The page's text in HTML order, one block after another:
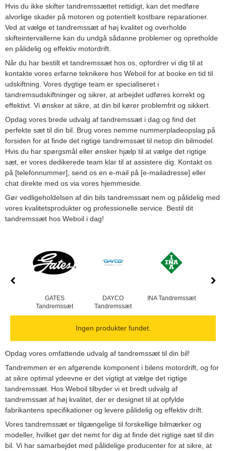
Hvis du ikke skifter tandremssættet rettidigt, kan det medføre
alvorlige skader på motoren og potentielt kostbare reparationer.
Ved at vælge et tandremssæt af høj kvalitet og overholde
skifteintervallerne kan du undgå sådanne problemer og opretholde
en pålidelig og effektiv motordrift.
Når du har bestilt et tandremssæt hos os, opfordrer vi dig til at
kontakte vores erfarne teknikere hos Weboil for at booke en tid til
udskiftning. Vores dygtige team er specialiseret i
tandremsudskiftninger og sikrer, at arbejdet udføres korrekt og
effektivt. Vi ønsker at sikre, at din bil kører problemfrit og sikkert.
Opdag vores brede udvalg af tandremssæt i dag og find det
perfekte sæt til din bil. Brug vores nemme nummerpladeopslag på
forsiden for at finde det rigtige tandremssæt til netop din bilmodel.
Hvis du har spørgsmål eller ønsker hjælp til at vælge det rigtige
sæt, er vores dedikerede team klar til at assistere dig. Kontakt os
på [telefonnummer], send os en e-mail på [e-mailadresse] eller
chat direkte med os via vores hjemmeside.
Gør vedligeholdelsen af din bils tandremssæt nem og pålidelig med
vores kvalitetsprodukter og professionelle service. Bestil dit
tandremssæt hos Weboil i dag!
GATES
Tandremssæt
DAYCO
Tandremssæt
INA Tandremssæt
Ingen produkter fundet.
Opdag vores omfattende udvalg af tandremssæt til din bil!
Tandremmen er en afgørende komponent i bilens motordrift, og for
at sikre optimal ydeevne er det vigtigt at vælge det rigtige
tandremssæt. Hos Weboil tilbyder vi et bredt udvalg af
tandremssæt af høj kvalitet, der er designet til at opfylde
fabrikantens specifikationer og levere pålidelig og effektiv drift.
Vores tandremssæt er tilgængelige til forskellige bilmærker og
modeller, hvilket gør det nemt for dig at finde det rigtige sæt til din
bil. Vi har samarbejdet med pålidelige producenter for at sikre, at